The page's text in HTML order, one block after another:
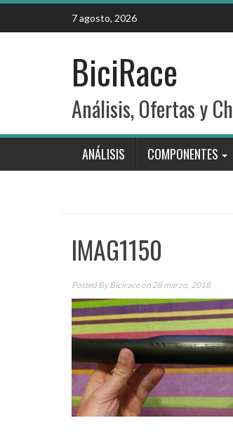
Skip
content
7 agosto, 2026
BiciRace
Análisis, Ofertas y
ANÁLISIS COMPONENTES
IMAG1150
Posted ByBiciraceon 28 marzo, 2018